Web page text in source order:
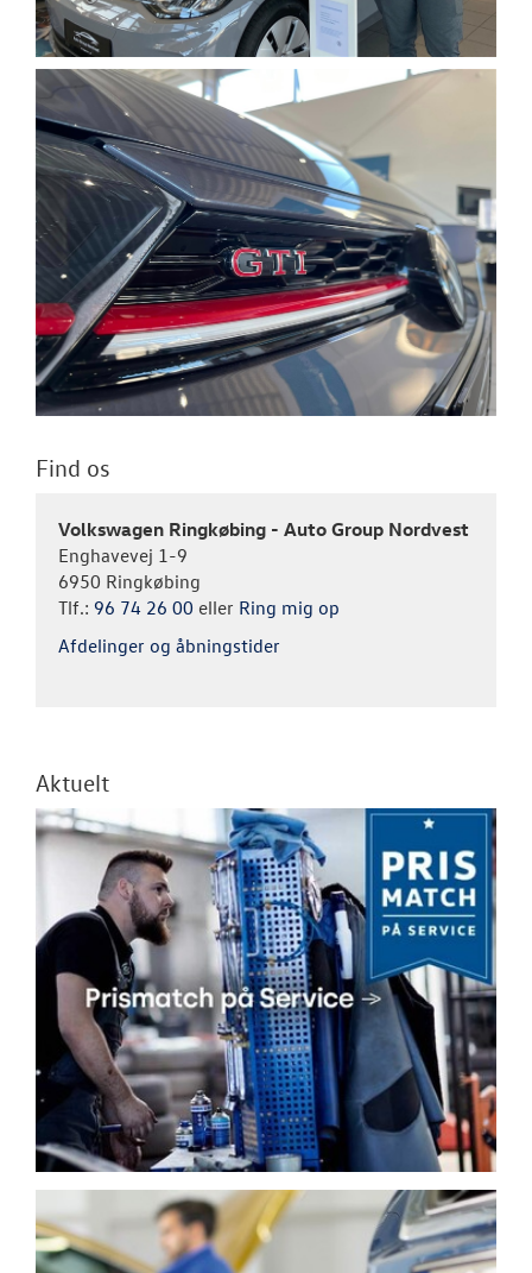
Find os
Volkswagen Ringkøbing - Auto Group Nordvest
Enghavevej 1-9
6950 Ringkøbing
Tlf.: 96 74 26 00 eller Ring mig op
Afdelinger og åbningstider
Aktuelt